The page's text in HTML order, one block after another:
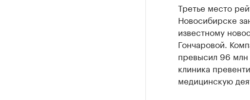
Третье место
Новосибирске
известному
Гончаровой.
превысил 96 млн
клиника
медицинскую